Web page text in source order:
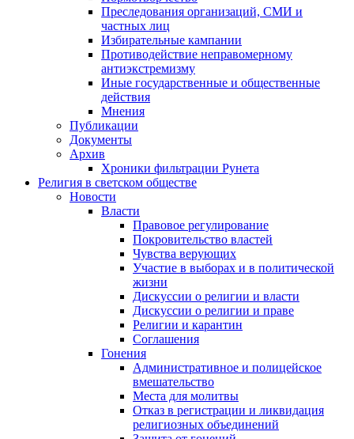
Преследования организаций, СМИ и
частных лиц
Избирательные кампании
Противодействие неправомерному
антиэкстремизму
Иные государственные и общественные
действия
Мнения
Публикации
Документы
Архив
Хроники фильтрации Рунета
Религия в светском обществе
Новости
Власти
Правовое регулирование
Покровительство властей
Чувства верующих
Участие в выборах и в политической
жизни
Дискуссии о религии и власти
Дискуссии о религии и праве
Религии и карантин
Соглашения
Гонения
Административное и полицейское
вмешательство
Места для молитвы
Отказ в регистрации и ликвидация
религиозных объединений